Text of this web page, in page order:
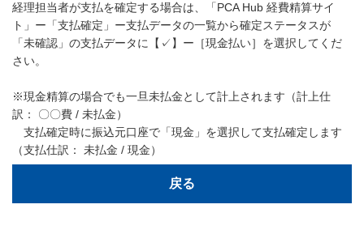
経理担当者が支払を確定する場合は、「PCA Hub 経費精算サイ
ト」ー「支払確定」ー支払データの一覧から確定ステータスが
「未確認」の支払データに【✓】ー［現金払い］を選択してくだ
さい。
※現金精算の場合でも一旦未払金として計上されます（計上仕
訳： 〇〇費 / 未払金）
支払確定時に振込元口座で「現金」を選択して支払確定します
（支払仕訳： 未払金 / 現金）
戻る